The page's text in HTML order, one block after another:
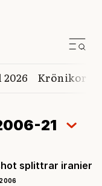
2026 Krönikor
21
splittrar iranier